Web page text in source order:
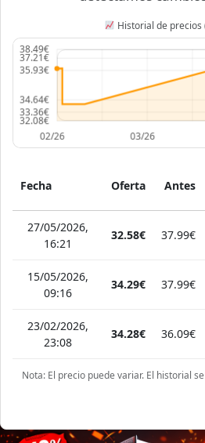
Historial de precios
Fecha Oferta Antes
27/05/2026,
16:21
32.58€ 37.99€
15/05/2026,
09:16
34.29€ 37.99€
23/02/2026,
23:08
34.28€ 36.09€
Nota: El precio puede variar. El historial